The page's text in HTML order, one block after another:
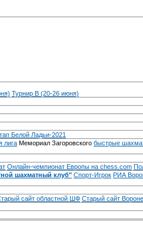
Турнир B (20-26 июня)
Белой Ладьи-2021
лига Мемориал Загоровского быстрые
Онлайн-чемпионат Европы на chess.com
шахматный клуб" Спорт-Игрок РИА
сайт областной ШФ Старый сайт